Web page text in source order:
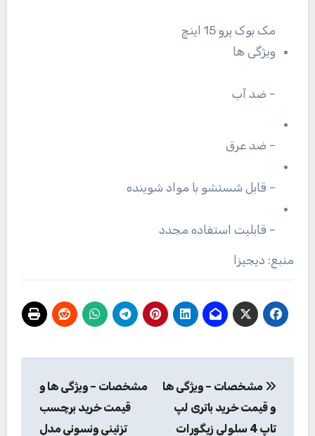
مک بوک پرو 15 اینچ
ویژگی ها
– ضد آب
– ضد عرق
– قابل شستشو با مواد شوینده
– قابلیت استفاده مجدد
منبع: دیجیزا
نوشته
مشخصات – ویژگی ها
و قیمت خرید باتری لپ
تاپ 4 سلولی زیگورات
مشخصات – ویژگی ها و
قیمت خرید برچسب
تزئینی ونسونی مدل